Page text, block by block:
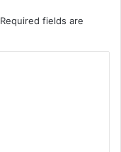
Required fields are